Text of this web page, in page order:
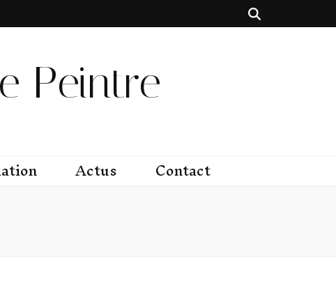
Peintre
Actus Contact